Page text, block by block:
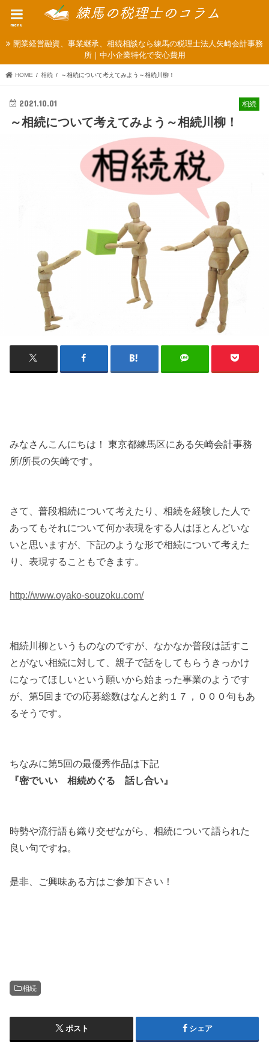
menu
開業経営融資、事業継承、相続相談なら練馬の税理士法人矢崎会計事務
所｜中小企業特化で安心費用
HOME 相続 ～相続について考えてみよう～相続川柳！
相続
2021.10.01
～相続について考えてみよう～相続川柳！
みなさんこんにちは！ 東京都練馬区にある矢崎会計事務
所/所長の矢崎です。
さて、普段相続について考えたり、相続を経験した人で
あってもそれについて何か表現をする人はほとんどいな
いと思いますが、下記のような形で相続について考えた
り、表現することもできます。
http://www.oyako-souzoku.com/
相続川柳というものなのですが、なかなか普段は話すこ
とがない相続に対して、親子で話をしてもらうきっかけ
になってほしいという願いから始まった事業のようです
が、第5回までの応募総数はなんと約１７，０００句もあ
るそうです。
ちなみに第5回の最優秀作品は下記
『密でいい 相続めぐる 話し合い』
時勢や流行語も織り交ぜながら、相続について語られた
良い句ですね。
是非、ご興味ある方はご参加下さい！
相続
ポスト シェア